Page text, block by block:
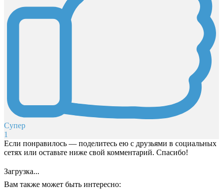
Супер
1
Если понравилось — поделитесь ею с друзьями в социальных
сетях или оставьте ниже свой комментарий. Спасибо!
Загрузка...
Вам также может быть интересно: